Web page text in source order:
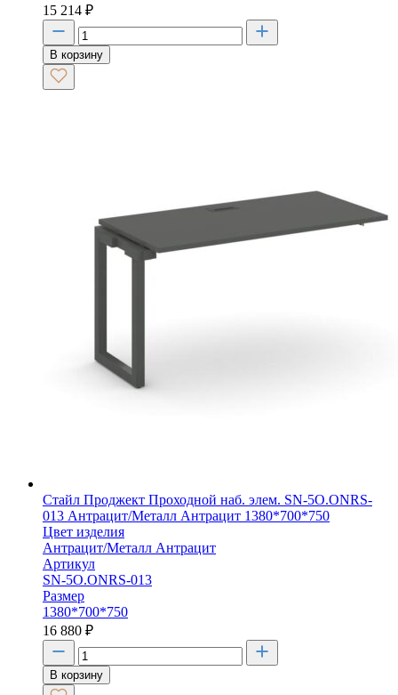
15 214 ₽
В корзину
Стайл Проджект Проходной наб. элем. SN-5O.ONRS-
013 Антрацит/Металл Антрацит 1380*700*750
Цвет изделия
Антрацит/Металл Антрацит
Артикул
SN-5O.ONRS-013
Размер
1380*700*750
16 880 ₽
В корзину